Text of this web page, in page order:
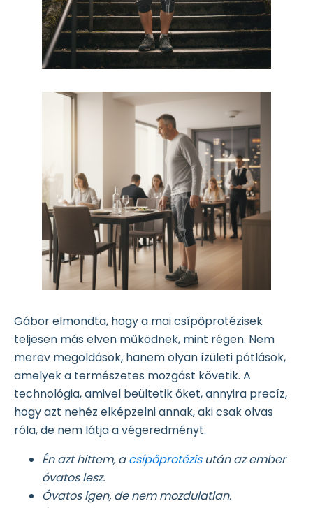
Gábor elmondta, hogy a mai csípőprotézisek
teljesen más elven működnek, mint régen. Nem
merev megoldások, hanem olyan ízületi pótlások,
amelyek a természetes mozgást követik. A
technológia, amivel beültetik őket, annyira precíz,
hogy azt nehéz elképzelni annak, aki csak olvas
róla, de nem látja a végeredményt.
Én azt hittem, acsípőprotézisután az ember
óvatos lesz.
Óvatos igen, de nem mozdulatlan.